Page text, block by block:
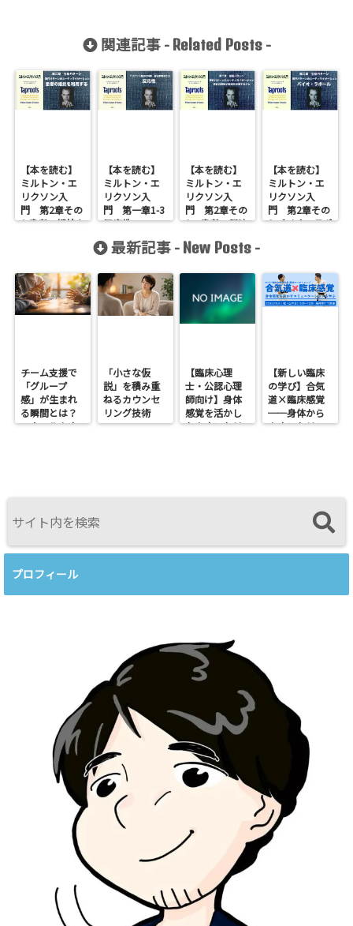
関連記事 - Related Posts-
【本を読む】
ミルトン・エ
リクソン入
門 第2章その
6 患者の抵抗を
【本を読む】
ミルトン・エ
リクソン入
門 第一章1-3
反応性
【本を読む】
ミルトン・エ
リクソン入
門 第2章その
2 患者の興味
すること
【本を読む】
ミルトン・エ
リクソン入
門 第2章その
8 バイオ・ラポ
最新記事 - New Posts -
チーム支援で
「グループ
感」が生まれ
る瞬間とは？
スクールカウ
「小さな仮
説」を積み重
ねるカウンセ
リング技術
【臨床心理
士・公認心理
師向け】身体
感覚を活かし
たカウンセリ
【新しい臨床
の学び】合気
道×臨床感覚
──身体から
カウンセリン
プロフィール